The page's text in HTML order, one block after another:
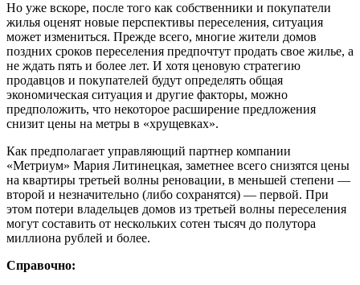
Но уже вскоре, после того как собственники и покупатели
жилья оценят новые перспективы переселения, ситуация
может измениться. Прежде всего, многие жители домов
поздних сроков переселения предпочтут продать свое жилье, а
не ждать пять и более лет. И хотя ценовую стратегию
продавцов и покупателей будут определять общая
экономическая ситуация и другие факторы, можно
предположить, что некоторое расширение предложения
снизит цены на метры в «хрущевках».
Как предполагает управляющий партнер компании
«Метриум» Мария Литинецкая, заметнее всего снизятся цены
на квартиры третьей волны реновации, в меньшей степени —
второй и незначительно (либо сохранятся) — первой. При
этом потери владельцев домов из третьей волны переселения
могут составить от нескольких сотен тысяч до полутора
миллиона рублей и более.
Справочно: